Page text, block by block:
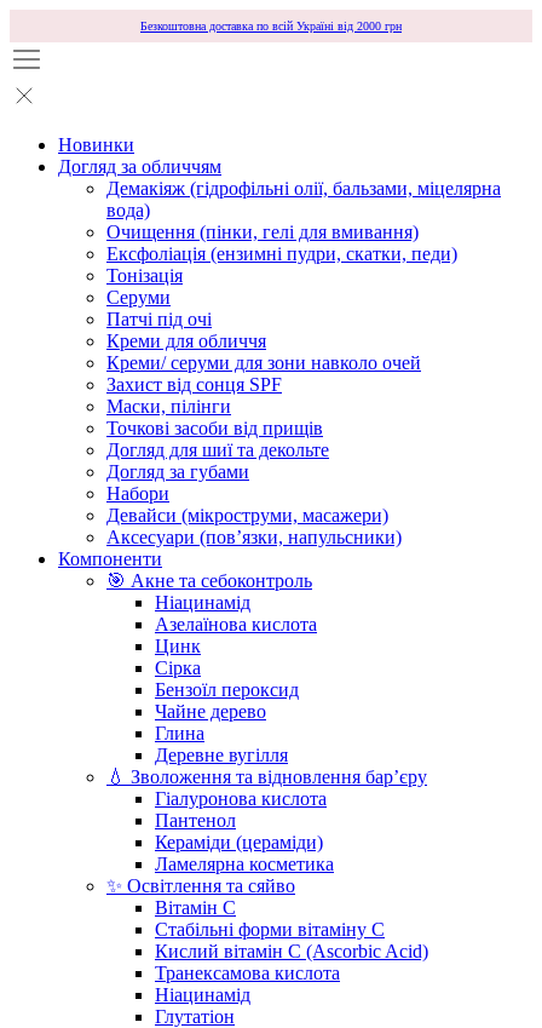
Безкоштовна доставка по всій Україні від 2000 грн
Новинки
Догляд за обличчям
Демакіяж (гідрофільні олії, бальзами, міцелярна
вода)
Очищення (пінки, гелі для вмивання)
Ексфоліація (ензимні пудри, скатки, педи)
Тонізація
Серуми
Патчі під очі
Креми для обличчя
Креми/ серуми для зони навколо очей
Захист від сонця SPF
Маски, пілінги
Точкові засоби від прищів
Догляд для шиї та декольте
Догляд за губами
Набори
Девайси (мікроструми, масажери)
Аксесуари (повʼязки, напульсники)
Компоненти
🎯 Акне та себоконтроль
Ніацинамід
Азелаїнова кислота
Цинк
Сірка
Бензоїл пероксид
Чайне дерево
Глина
Деревне вугілля
💧 Зволоження та відновлення бар’єру
Гіалуронова кислота
Пантенол
Кераміди (цераміди)
Ламелярна косметика
✨ Освітлення та сяйво
Вітамін С
Стабільні форми вітаміну С
Кислий вітамін С (Ascorbic Acid)
Транексамова кислота
Ніацинамід
Глутатіон